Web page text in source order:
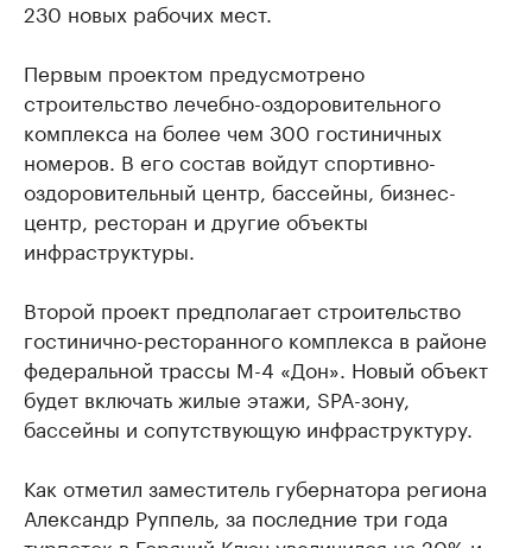
230 новых рабочих мест.
Первым проектом предусмотрено
строительство лечебно-оздоровительного
комплекса на более чем 300 гостиничных
номеров. В его состав войдут спортивно-
оздоровительный центр, бассейны, бизнес-
центр, ресторан и другие объекты
инфраструктуры.
Второй проект предполагает строительство
гостинично-ресторанного комплекса в районе
федеральной трассы М-4 «Дон». Новый объект
будет включать жилые этажи, SPA-зону,
бассейны и сопутствующую инфраструктуру.
Как отметил заместитель губернатора региона
Александр Руппель, за последние три года